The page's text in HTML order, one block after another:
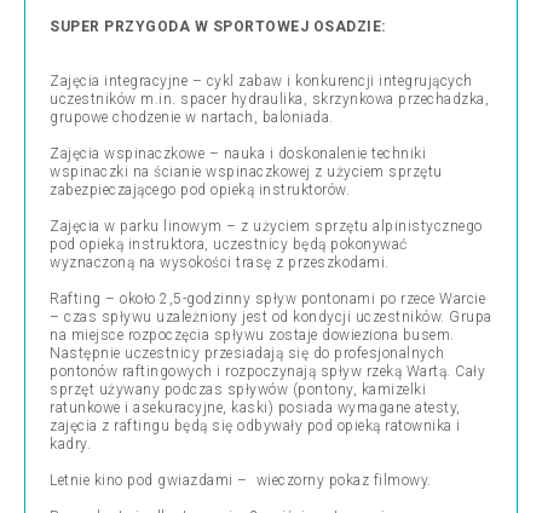
SUPER PRZYGODA W SPORTOWEJ OSADZIE:
Zajęcia integracyjne – cykl zabaw i konkurencji integrujących
uczestników m.in. spacer hydraulika, skrzynkowa przechadzka,
grupowe chodzenie w nartach, baloniada.
Zajęcia wspinaczkowe – nauka i doskonalenie techniki
wspinaczki na ścianie wspinaczkowej z użyciem sprzętu
zabezpieczającego pod opieką instruktorów.
Zajęcia w parku linowym – z użyciem sprzętu alpinistycznego
pod opieką instruktora, uczestnicy będą pokonywać
wyznaczoną na wysokości trasę z przeszkodami.
Rafting – około 2,5-godzinny spływ pontonami po rzece Warcie
– czas spływu uzależniony jest od kondycji uczestników. Grupa
na miejsce rozpoczęcia spływu zostaje dowieziona busem.
Następnie uczestnicy przesiadają się do profesjonalnych
pontonów raftingowych i rozpoczynają spływ rzeką Wartą. Cały
sprzęt używany podczas spływów (pontony, kamizelki
ratunkowe i asekuracyjne, kaski) posiada wymagane atesty,
zajęcia z raftingu będą się odbywały pod opieką ratownika i
kadry.
Letnie kino pod gwiazdami – wieczorny pokaz filmowy.